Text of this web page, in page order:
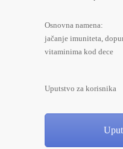
Osnovna namena:
jačanje imuniteta,
vitaminima kod dece
Uputstvo za korisnika